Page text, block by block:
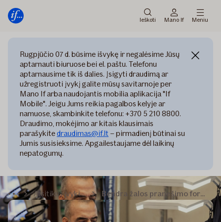
meniu
prie
Ieškoti Mano If Meniu
Rugpjūčio 07 d. būsime išvykę ir negalėsime Jūsų
aptarnauti biuruose bei el. paštu. Telefonu
aptarnausime tik iš dalies. Įsigyti draudimą ar
užregistruoti įvykį galite mūsų savitarnoje per
Mano If arba naudojantis mobilia aplikacija "If
Mobile". Jeigu Jums reikia pagalbos kelyje ar
namuose, skambinkite telefonu: +370 5 210 8800.
Draudimo, mokėjimo ar kitais klausimais
parašykitedraudimas@if.lt – pirmadienį būtinai su
Jumis susisieksime. Apgailestaujame dėl laikinų
nepatogumų.
Atsitikus įvykiui Bendra žalos pranešimo forma